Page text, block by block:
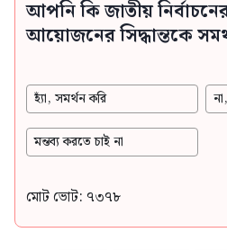
আপনি কি জাতীয়
আয়োজনের সিদ্ধান্তকে
হ্যাঁ, সমর্থন করি
মন্তব্য করতে চাই না
মোট ভোট: ৭৩৭৮